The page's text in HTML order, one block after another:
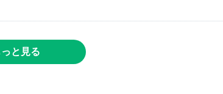
っと見る